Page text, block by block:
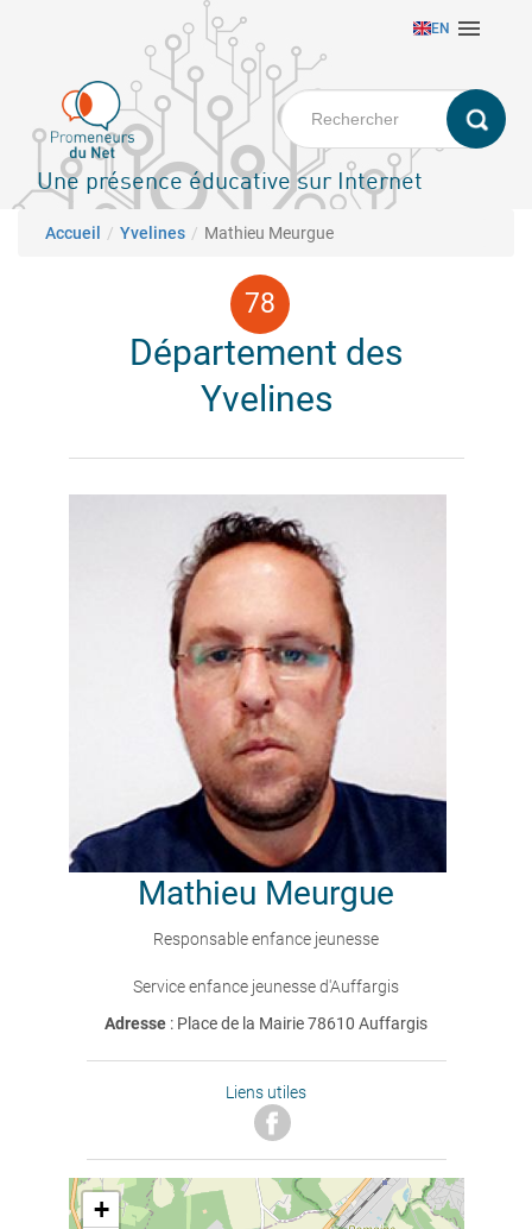
principal
EN 
Une présence éducative sur Internet
Fil d'Ariane
Accueil Yvelines Mathieu Meurgue
Département des
Yvelines
Mathieu Meurgue
Responsable enfance jeunesse
Service enfance jeunesse d'Auffargis
Adresse : Place de la Mairie 78610 Auffargis
Liens utiles
+